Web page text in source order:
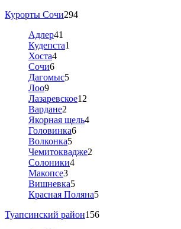
Курорты Сочи294
Адлер41
Кудепста1
Хоста4
Сочи6
Дагомыс5
Лоо9
Лазаревское12
Вардане2
Якорная щель4
Головинка6
Волконка5
Чемитоквадже2
Солоники4
Макопсе3
Вишневка5
Красная Поляна5
Туапсинский район156